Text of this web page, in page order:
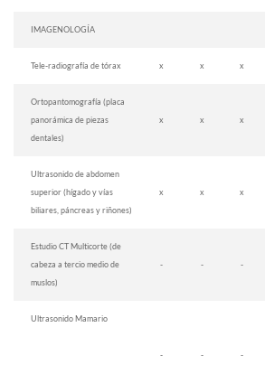
IMAGENOLOGÍA
Tele-radiografía de tórax x x x
Ortopantomografía (placa
panorámica de piezas
dentales)
x x x
Ultrasonido de abdomen
superior (hígado y vías
biliares, páncreas y riñones)
x x x
Estudio CT Multicorte (de
cabeza a tercio medio de
muslos)
- - -
Ultrasonido Mamario
- - -